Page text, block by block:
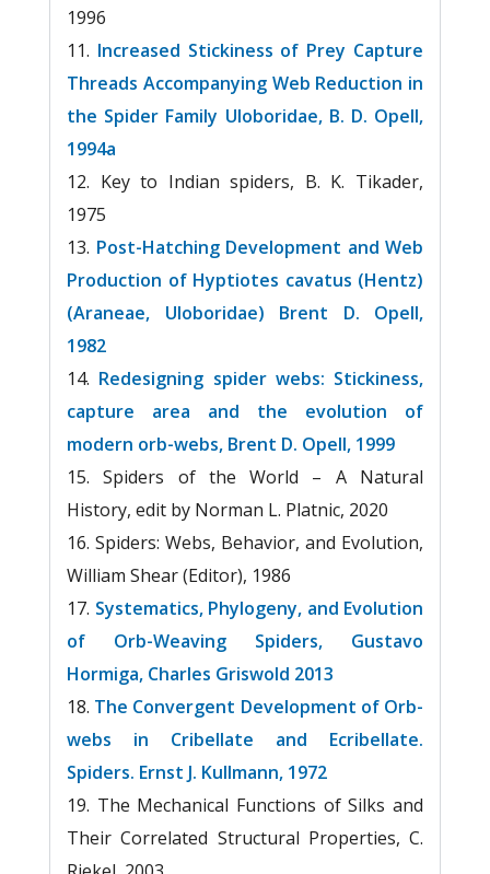
1996
Increased Stickiness of Prey Capture
Threads Accompanying Web Reduction in
the Spider Family Uloboridae, B. D. Opell,
1994a
Key to Indian spiders, B. K. Tikader,
1975
Post-Hatching Development and Web
Production of Hyptiotes cavatus (Hentz)
(Araneae, Uloboridae) Brent D. Opell,
1982
Redesigning spider webs: Stickiness,
capture area and the evolution of
modern orb-webs, Brent D. Opell, 1999
Spiders of the World – A Natural
History, edit by Norman L. Platnic, 2020
Spiders: Webs, Behavior, and Evolution,
William Shear (Editor), 1986
Systematics, Phylogeny, and Evolution
of Orb-Weaving Spiders, Gustavo
Hormiga, Charles Griswold 2013
The Convergent Development of Orb-
webs in Cribellate and Ecribellate.
Spiders. Ernst J. Kullmann, 1972
The Mechanical Functions of Silks and
Their Correlated Structural Properties, C.